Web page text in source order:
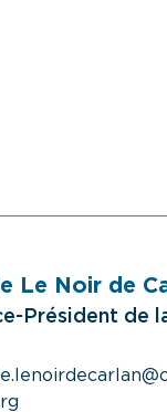
Le Noir de
Président de